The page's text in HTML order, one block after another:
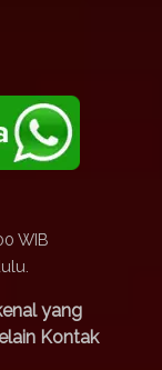
WIB
yang
Kontak